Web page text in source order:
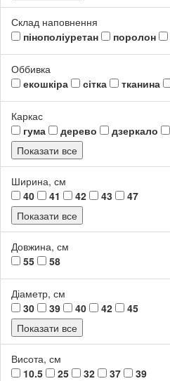
Склад наповнення
пінополіуретан
поролон
Оббивка
екошкіра
сітка тканина
Каркас
гума
дерево дзеркало
Показати все
Ширина, см
40
41 42 43
47
Показати все
Довжина, см
55
58
Діаметр, см
30
39 40 42
45
Показати все
Висота, см
10.5
25 32 37
39